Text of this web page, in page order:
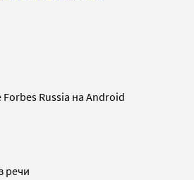
Russia на Android
речи